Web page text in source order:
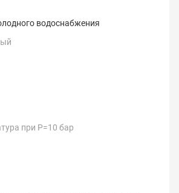
водоснабжения
при Р=10 бар